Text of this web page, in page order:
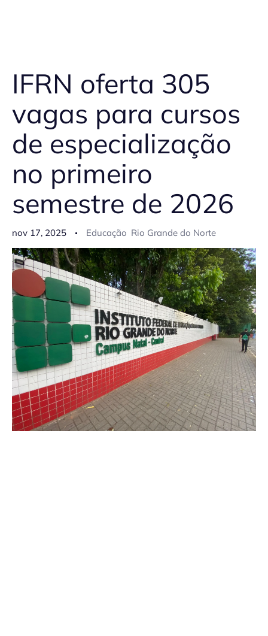
IFRN oferta 305
vagas para cursos
de especialização
no primeiro
semestre de 2026
nov 17, 2025 Educação Rio Grande do Norte